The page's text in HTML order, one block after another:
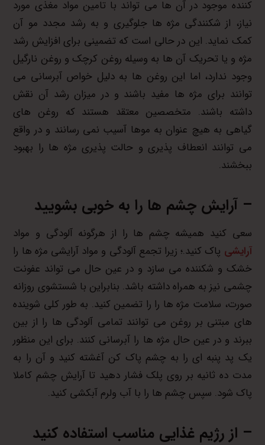
کننده موجود در آن ها می تواند با تامین مواد مغذی مورد
نیاز، از شکنندگی مژه ها جلوگیری و به رشد مجدد مو آن
کمک نماید. این در حالی است که تضمینی برای افزایش رشد
مژه و یا تحریک آن ها به وسیله روغن کرچک و روغن نارگیل
وجود ندارد، اما این روغن ها به دلیل خواص آبرسانی می
توانند برای مژه ها مفید باشند و در میزان رشد آن نقش
داشته باشند. متخصصین معتقد هستند که روغن های
گیاهی به هیچ عنوان به موها آسیب نمی رسانند و در واقع
می توانند انعطاف پذیری و حالت پذیری مژه ها را بهبود
ببخشند.
– آرایش چشم ها را به خوبی بشویید
سعی کنید همیشه چشم ها را از هرگونه آلودگی و مواد
آرایشی پاک کنید.؛ زیرا تجمع آلودگی و مواد آرایشی مژه ها را
خشک و شکننده می سازد و در عین حال می تواند عفونت
چشمی نیز به همراه داشته باشد. بنابراین با شستشوی روزانه
صورت، سلامت مژه ها را را تضمین کنید. به طور کلی شوینده
های مبتنی بر روغن می توانند تمامی آلودگی ها را از بین
ببرند و در عین حال مژه ها را آبرسانی کنند. برای این منظور
یک پد پنبه ای را به چشم پاک کن آغشته کنید و آن را به
مدت ده ثانیه بر روی پلک فشار دهید تا آرایش چشم کاملا
پاک شود. سپس چشم ها را با آب ولرم آبکشی کنید.
– از رژیم غذایی مناسب استفاده کنید